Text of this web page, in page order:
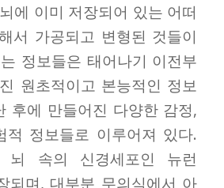
에 이미 저장되어 있는 어떠
서 가공되고 변형된 것들이
정보들은 태어나기 이전부
원초적이고 본능적인 정보
후에 만들어진 다양한 감정,
적 정보들로 이루어져 있다.
뇌 속의 신경세포인 뉴런
되며, 대부분 무의식에서 아